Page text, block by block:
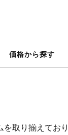
価格から探す
を取り揃えてお